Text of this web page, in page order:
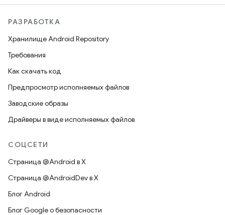
РАЗРАБОТКА
Хранилище Android Repository
Требования
Как скачать код
Предпросмотр исполняемых файлов
Заводские образы
Драйверы в виде исполняемых файлов
СОЦСЕТИ
Страница @Android в X
Страница @AndroidDev в X
Блог Android
Блог Google о безопасности